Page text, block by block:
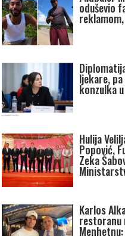
oduševio
ljekare,
konzulka
Hulija
Popović,
Zeka
Karlos
restoranu